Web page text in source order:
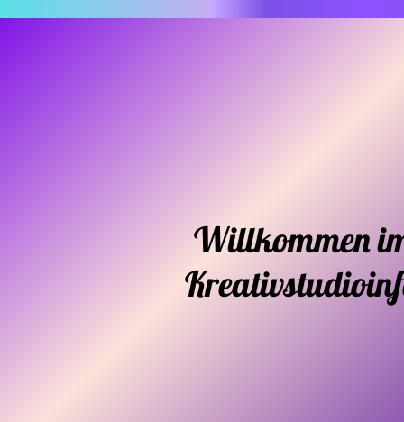
Willkommen